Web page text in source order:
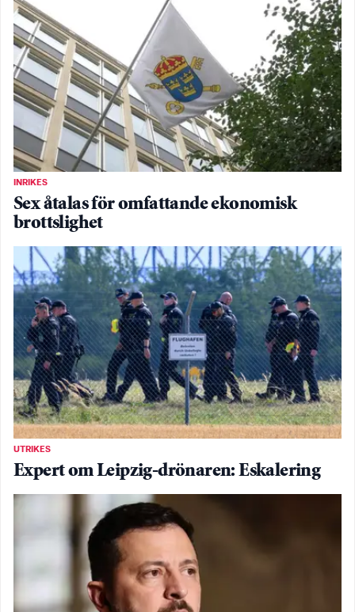
INRIKES
Sex åtalas för omfattande ekonomisk
brottslighet
UTRIKES
Expert om Leipzig-drönaren: Eskalering